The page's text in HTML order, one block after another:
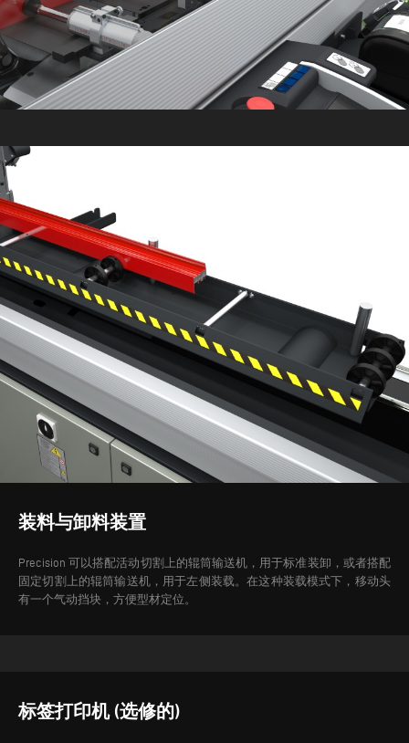
装料与卸料装置
Precision 可以搭配活动切割上的辊筒输送机，用于标准装卸，或者搭配
固定切割上的辊筒输送机，用于左侧装载。在这种装载模式下，移动头
有一个气动挡块，方便型材定位。
标签打印机 (选修的)